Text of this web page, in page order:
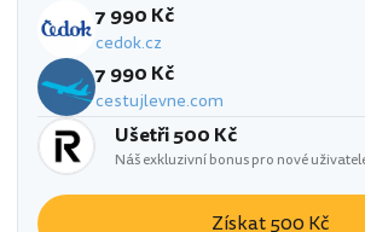
7 990 Kč
cedok.cz
7 990 Kč
cestujlevne.com
Ušetři 500 Kč
Náš exkluzivní bonus pro nové
Získat 500 Kč